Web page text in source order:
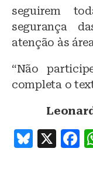
seguirem
segurança
atenção às
“Não
completa o
B
X
F